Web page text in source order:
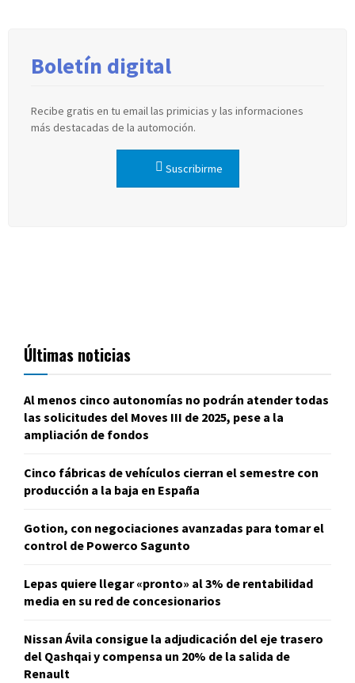
Boletín digital
Recibe gratis en tu email las primicias y las informaciones
más destacadas de la automoción.
Suscribirme
Últimas noticias
Al menos cinco autonomías no podrán atender todas
las solicitudes del Moves III de 2025, pese a la
ampliación de fondos
Cinco fábricas de vehículos cierran el semestre con
producción a la baja en España
Gotion, con negociaciones avanzadas para tomar el
control de Powerco Sagunto
Lepas quiere llegar «pronto» al 3% de rentabilidad
media en su red de concesionarios
Nissan Ávila consigue la adjudicación del eje trasero
del Qashqai y compensa un 20% de la salida de
Renault